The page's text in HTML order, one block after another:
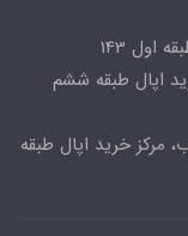
اپال طبقه ششم
مرکز خرید اپال طبقه